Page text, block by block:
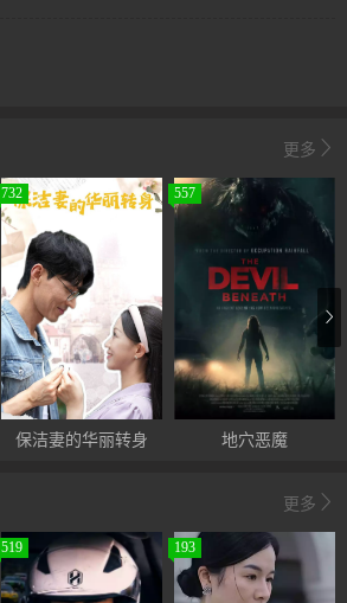
更多
732
保洁妻的华丽转身
557
地穴恶魔
更多
519 193